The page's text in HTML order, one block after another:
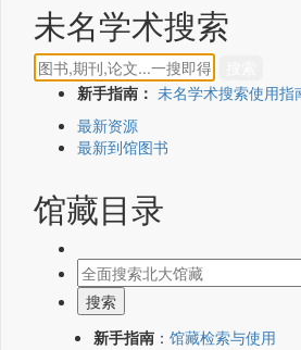
未名学术搜索
新手指南： 未名学术搜索使用指
最新资源
最新到馆图书
馆藏目录
新手指南 ： 馆藏检索与使用